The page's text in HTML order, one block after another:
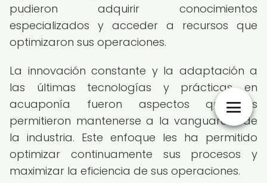
pudieron adquirir conocimientos
especializados y acceder a recursos que
optimizaron sus operaciones.
La innovación constante y la adaptación a
las últimas tecnologías y prácticas en
acuaponía fueron aspectos que les
permitieron mantenerse a la vanguardia de
la industria. Este enfoque les ha permitido
optimizar continuamente sus procesos y
maximizar la eficiencia de sus operaciones.